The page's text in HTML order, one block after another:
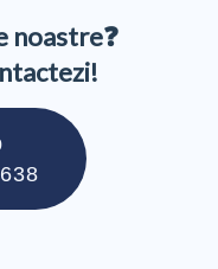
noastre❓